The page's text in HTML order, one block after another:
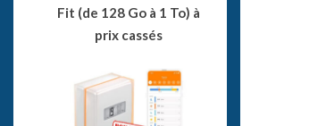
Fit (de 128 Go à 1 To) à
prix cassés